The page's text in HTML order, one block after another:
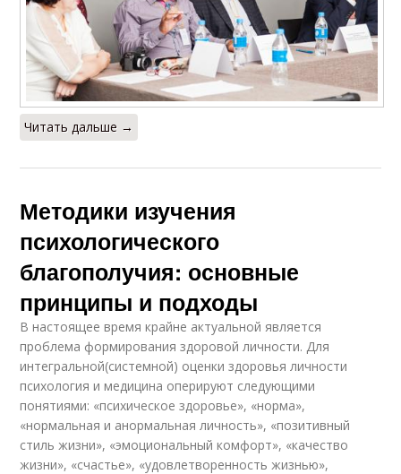
Читать дальше →
Методики изучения
психологического
благополучия: основные
принципы и подходы
В настоящее время крайне актуальной является
проблема формирования здоровой личности. Для
интегральной(системной) оценки здоровья личности
психология и медицина оперируют следующими
понятиями: «психическое здоровье», «норма»,
«нормальная и анормальная личность», «позитивный
стиль жизни», «эмоциональный комфорт», «качество
жизни», «счастье», «удовлетворенность жизнью»,